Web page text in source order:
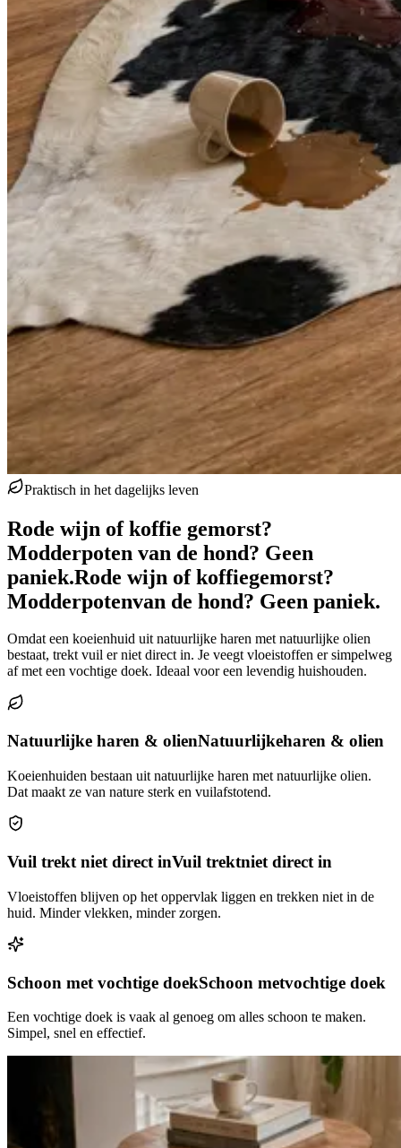
Praktisch in het dagelijks leven
Rode wijn of koffie gemorst?
Modderpoten van de hond? Geen
paniek.Rode wijn of koffiegemorst?
Modderpotenvan de hond? Geen paniek.
Omdat een koeienhuid uit natuurlijke haren met natuurlijke olien
bestaat, trekt vuil er niet direct in. Je veegt vloeistoffen er simpelweg
af met een vochtige doek. Ideaal voor een levendig huishouden.
Natuurlijke haren & olienNatuurlijkeharen & olien
Koeienhuiden bestaan uit natuurlijke haren met natuurlijke olien.
Dat maakt ze van nature sterk en vuilafstotend.
Vuil trekt niet direct inVuil trektniet direct in
Vloeistoffen blijven op het oppervlak liggen en trekken niet in de
huid. Minder vlekken, minder zorgen.
Schoon met vochtige doekSchoon metvochtige doek
Een vochtige doek is vaak al genoeg om alles schoon te maken.
Simpel, snel en effectief.